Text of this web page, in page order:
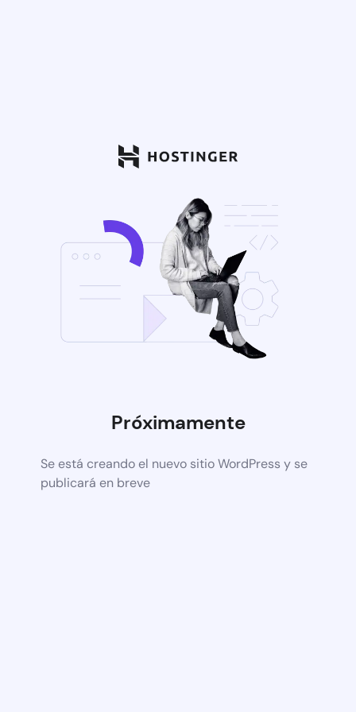
Próximamente
Se está creando el nuevo sitio WordPress y se
publicará en breve